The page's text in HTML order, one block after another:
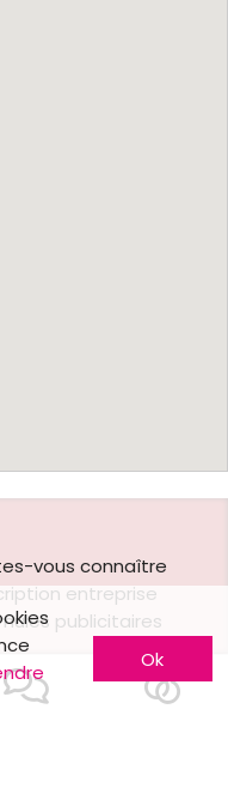
vous connaître
entreprise
publicitaires
Ok